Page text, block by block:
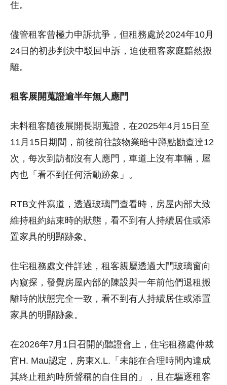
住。
儘管租客曾極力申訴抗爭，但租務處於2024年10月
24日的初步判決中駁回申訴，迫使租客家庭黯然搬
離。
租客展開蒐證逾半年無人應門
未料租客隨後展開長期蒐證，在2025年4月15日至
11月15日期間，前後前往該物業暗中蹲點勘查達12
次，每次到訪都沒有人應門，車道上沒有車輛，屋
內也「看不到任何活動跡象」。
RTB文件寫道，透過玻璃門查看時，房屋內部大致
維持租約結束時的狀態，看不到有人持續居住或添
置家具的明顯跡象。
住宅租務處文件詳述，租客親屬透過大門玻璃窗向
內窺探，發覺房屋內部的陳設與一年前他們退租搬
離時的狀態完全一致，看不到有人持續居住或添置
家具的明顯跡象。
在2026年7月1日召開的聽證會上，住宅租務處仲裁
官H. Mau認定，房東X.L.「未能在合理時間內達成
其終止租約時所聲稱的自住目的」，且在驅逐租客